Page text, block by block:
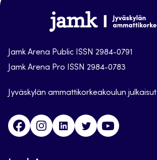
Jamk
Arena
Jamk Arena Public ISSN 2984-0791
Jamk Arena Pro ISSN 2984-0783
Jyväskylän ammattikorkeakoulun julkaisut
FacebookInstagramLinkedinTwitter